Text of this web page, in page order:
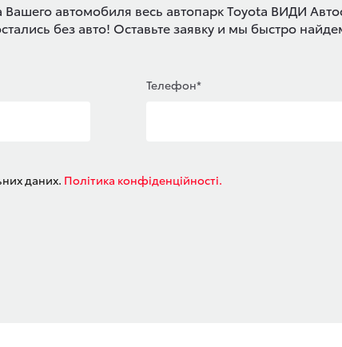
автомобиля весь автопарк Toyota ВИДИ
без авто! Оставьте заявку и мы быстро
Телефон*
даних. Політика конфіденційності.